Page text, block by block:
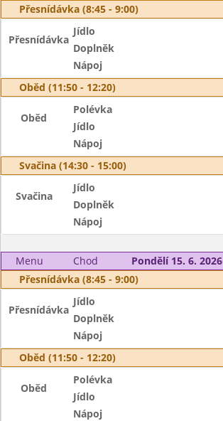
Přesnídávka (8:45 - 9:00)
Přesnídávka
Jídlo
Doplněk
Nápoj
Oběd (11:50 - 12:20)
Oběd
Polévka
Jídlo
Nápoj
Svačina (14:30 - 15:00)
Svačina
Jídlo
Doplněk
Nápoj
Menu Chod
Pondělí 15. 6. 2026
Přesnídávka (8:45 - 9:00)
Přesnídávka
Jídlo
Doplněk
Nápoj
Oběd (11:50 - 12:20)
Oběd
Polévka
Jídlo
Nápoj